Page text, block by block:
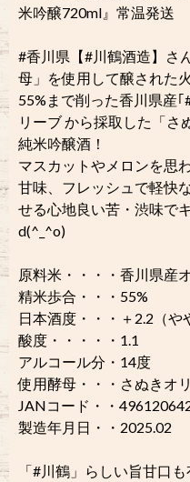
米吟醸720ml』常温発送
#香川県【#川鶴酒造】さ
母」を使用して醸された
55%まで削った香川県産
リーブ から採取した「さ
純米吟醸酒！
マスカットやメロンを思
甘味、フレッシュで軽快
せる心地良い苦・渋味で
d(^_^o)
原料米・・・・香川県産
精米歩合・・・55%
日本酒度・・・＋2.2（や
酸度・・・・・1.1
アルコール分・14度
使用酵母・・・さぬきオ
JANコード・・
製造年月日・・2025.02
「#川鶴」らしい旨甘口